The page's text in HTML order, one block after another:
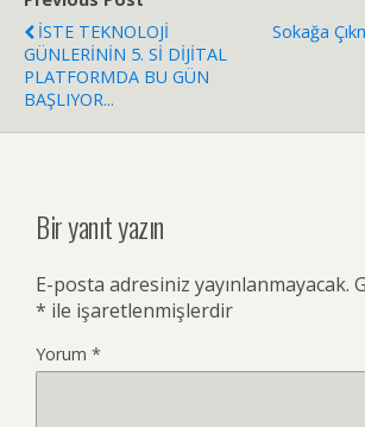
İSTE TEKNOLOJİ
GÜNLERİNİN 5. Sİ DİJİTAL
PLATFORMDA BU GÜN
BAŞLIYOR...
Sokağa
Bir yanıt yazın
E-posta adresiniz yayınlanmayacak.
* ile işaretlenmişlerdir
Yorum *